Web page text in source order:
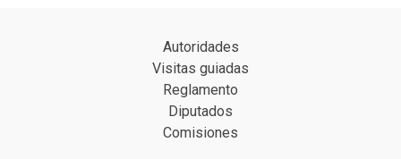
Autoridades
Visitas guiadas
Reglamento
Diputados
Comisiones